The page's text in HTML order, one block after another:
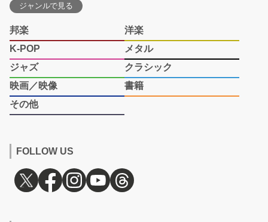
ジャンルで見る
邦楽
洋楽
K-POP
メタル
ジャズ
クラシック
映画／映像
書籍
その他
FOLLOW US